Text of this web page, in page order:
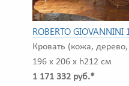
ROBERTO GIOVANNINI
Кровать (кожа,
196 x 206 x h212 см
1 171 332 руб.*